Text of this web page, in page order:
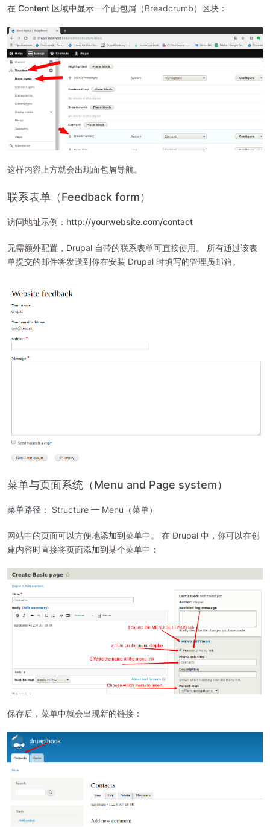
在 Content 区域中显示一个面包屑（Breadcrumb）区块：
这样内容上方就会出现面包屑导航。
联系表单（Feedback form）
访问地址示例： http://yourwebsite.com/contact
无需额外配置，Drupal 自带的联系表单可直接使用。 所有通过该表
单提交的邮件将发送到你在安装 Drupal 时填写的管理员邮箱。
菜单与页面系统（Menu and Page system）
菜单路径： Structure — Menu（菜单）
网站中的页面可以方便地添加到菜单中。 在 Drupal 中，你可以在创
建内容时直接将页面添加到某个菜单中：
保存后，菜单中就会出现新的链接：